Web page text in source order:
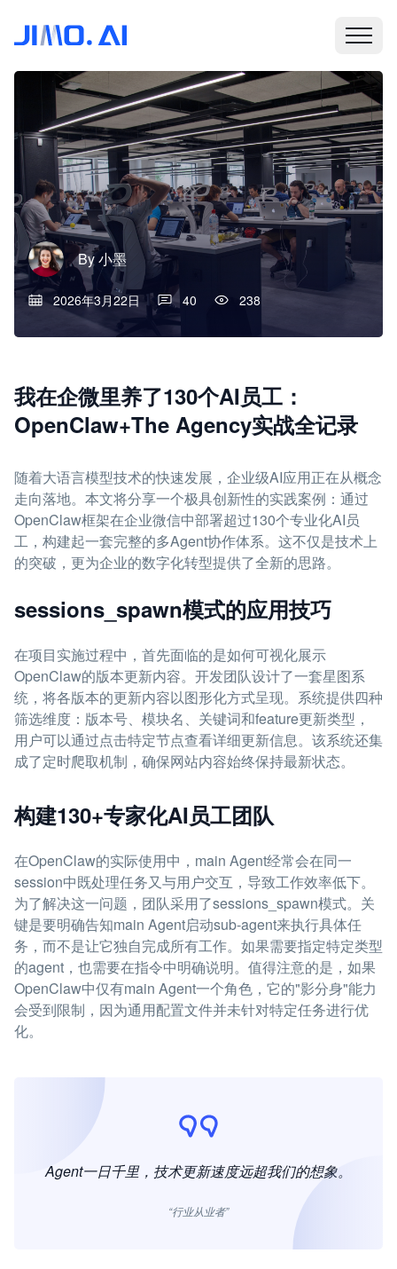
By小墨
2026年3月22日 40 238
我在企微里养了130个AI员工：
OpenClaw+The Agency实战全记录
随着大语言模型技术的快速发展，企业级AI应用正在从概念
走向落地。本文将分享一个极具创新性的实践案例：通过
OpenClaw框架在企业微信中部署超过130个专业化AI员
工，构建起一套完整的多Agent协作体系。这不仅是技术上
的突破，更为企业的数字化转型提供了全新的思路。
sessions_spawn模式的应用技巧
在项目实施过程中，首先面临的是如何可视化展示
OpenClaw的版本更新内容。开发团队设计了一套星图系
统，将各版本的更新内容以图形化方式呈现。系统提供四种
筛选维度：版本号、模块名、关键词和feature更新类型，
用户可以通过点击特定节点查看详细更新信息。该系统还集
成了定时爬取机制，确保网站内容始终保持最新状态。
构建130+专家化AI员工团队
在OpenClaw的实际使用中，main Agent经常会在同一
session中既处理任务又与用户交互，导致工作效率低下。
为了解决这一问题，团队采用了sessions_spawn模式。关
键是要明确告知main Agent启动sub-agent来执行具体任
务，而不是让它独自完成所有工作。如果需要指定特定类型
的agent，也需要在指令中明确说明。值得注意的是，如果
OpenClaw中仅有main Agent一个角色，它的"影分身"能力
会受到限制，因为通用配置文件并未针对特定任务进行优
化。
Agent一日千里，技术更新速度远超我们的想象。
“行业从业者”